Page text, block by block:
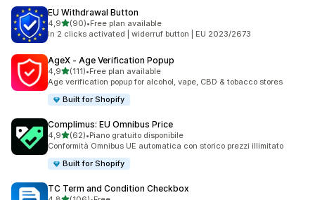
EU Withdrawal Button
4,9stelle su 5
(90)
90 recensioni totali
•Free plan available
In 2 clicks activated | widerruf button | EU 2023/2673
AgeX ‑ Age Verification Popup
4,9stelle su 5
(111)
111 recensioni totali
•Free plan available
Age verification popup for alcohol, vape, CBD & tobacco stores
Built for Shopify
Complimus: EU Omnibus Price
4,9stelle su 5
(62)
62 recensioni totali
•Piano gratuito disponibile
Conformità Omnibus UE automatica con storico prezzi illimitato
Built for Shopify
TC Term and Condition Checkbox